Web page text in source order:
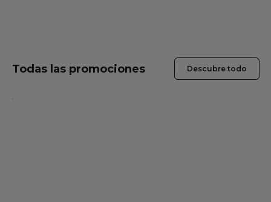
Todas las promociones Descubre todo